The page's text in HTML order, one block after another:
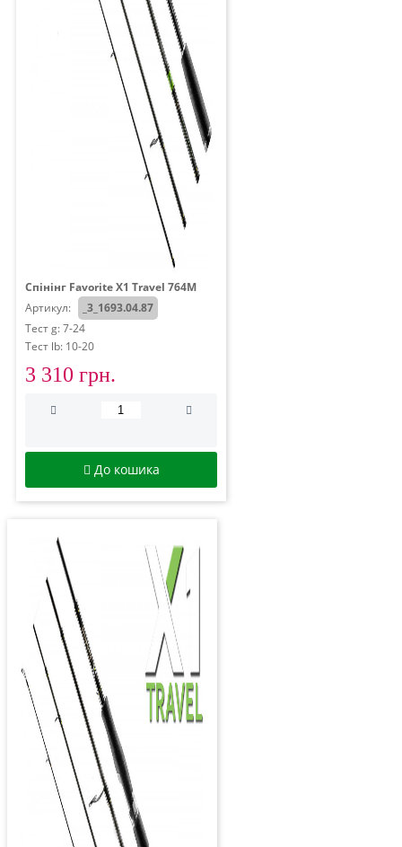
Спінінг Favorite X1 Travel 764M
Артикул:
_3_1693.04.87
Тест g: 7-24
Тест lb: 10-20
3 310 грн.
До кошика